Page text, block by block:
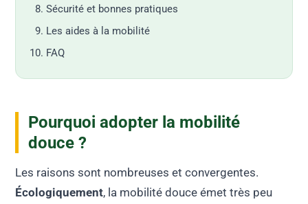
Sécurité et bonnes pratiques
Les aides à la mobilité
FAQ
Pourquoi adopter la mobilité
douce ?
Les raisons sont nombreuses et convergentes.
Écologiquement, la mobilité douce émet très peu